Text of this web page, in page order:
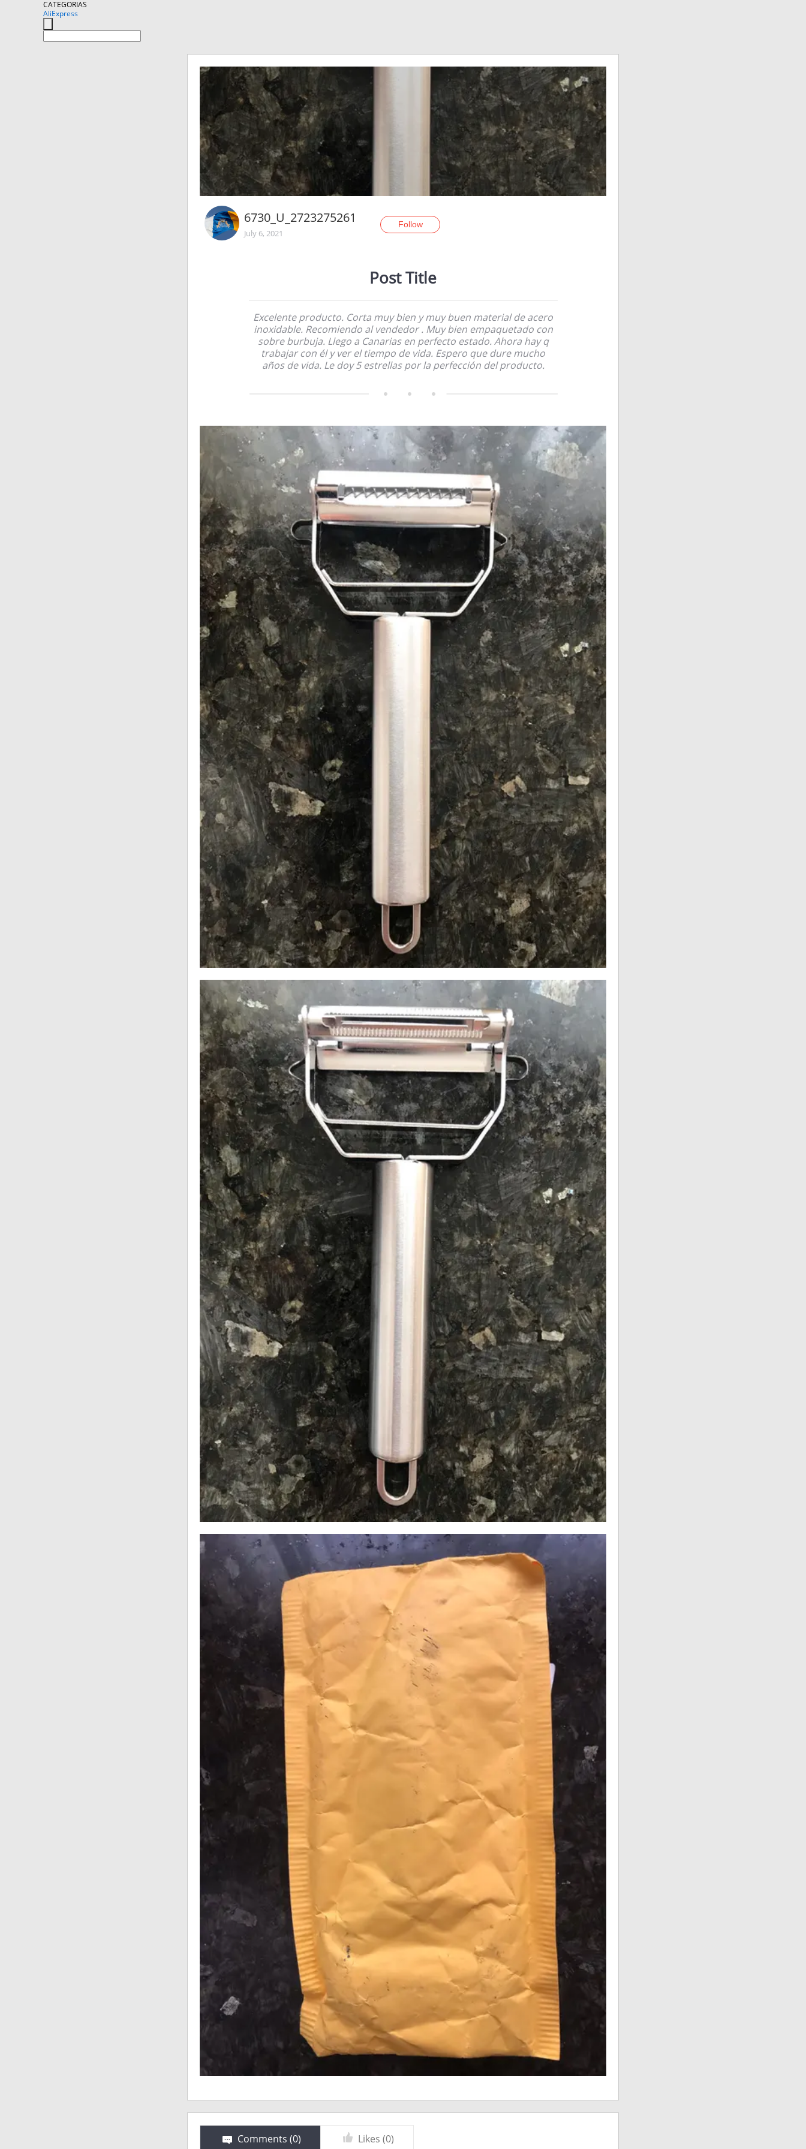
CATEGORIAS
AliExpress
6730_U_2723275261
July 6, 2021
Follow
Post Title
Excelente producto. Corta muy bien y muy buen material de acero
inoxidable. Recomiendo al vendedor . Muy bien empaquetado con
sobre burbuja. Llego a Canarias en perfecto estado. Ahora hay q
trabajar con él y ver el tiempo de vida. Espero que dure mucho
años de vida. Le doy 5 estrellas por la perfección del producto.
Comments (0) Likes (0)